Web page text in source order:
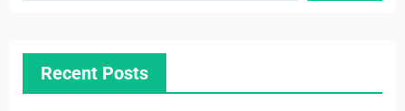
Recent Posts